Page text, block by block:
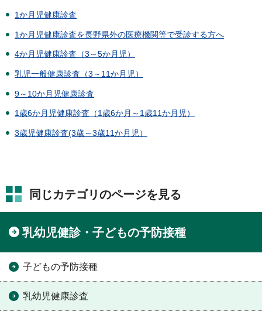
1か月児健康診査
1か月児健康診査を長野県外の医療機関等で受診する方へ
4か月児健康診査（3～5か月児）
乳児一般健康診査（3～11か月児）
9～10か月児健康診査
1歳6か月児健康診査（1歳6か月～1歳11か月児）
3歳児健康診査(3歳～3歳11か月児）
同じカテゴリのページを見る
乳幼児健診・子どもの予防接種
子どもの予防接種
乳幼児健康診査